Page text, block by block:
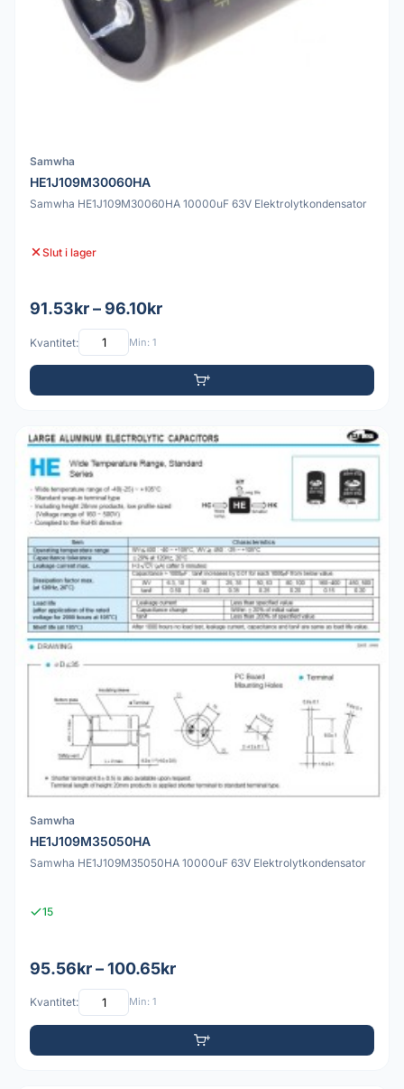
Samwha
HE1J109M30060HA
Samwha HE1J109M30060HA 10000uF 63V Elektrolytkondensator
Slut i lager
91.53kr – 96.10kr
Kvantitet: Min: 1
Samwha
HE1J109M35050HA
Samwha HE1J109M35050HA 10000uF 63V Elektrolytkondensator
15
95.56kr – 100.65kr
Kvantitet: Min: 1